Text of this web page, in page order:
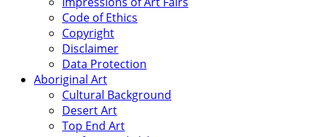
Code of Ethics
Copyright
Disclaimer
Data Protection
Aboriginal Art
Cultural Background
Desert Art
Top End Art